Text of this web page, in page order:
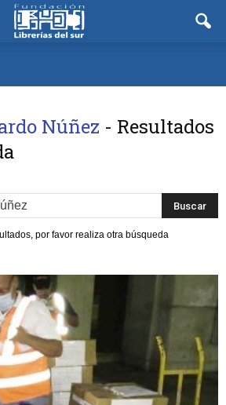
Núñez - Resultados
por favor realiza otra búsqueda